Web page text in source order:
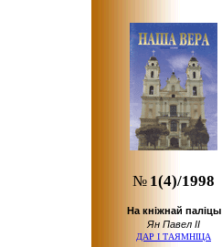
№ 1(4)/1998
На кніжнай паліцы
Ян Павел ІІ
ДАР І ТАЯМНІЦА